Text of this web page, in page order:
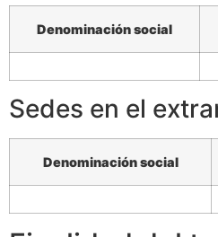
Denominación social
Sedes en el
Denominación social